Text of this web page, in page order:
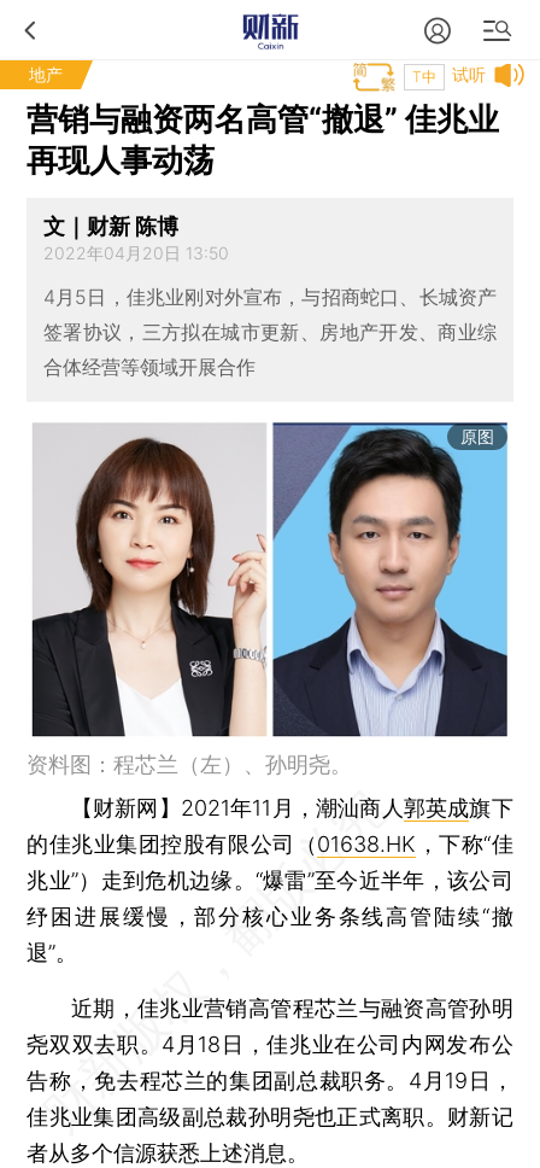
地产 试听
T中
营销与融资两名高管“撤退” 佳兆业
再现人事动荡
文｜财新 陈博
2022年04月20日 13:50
4月5日，佳兆业刚对外宣布，与招商蛇口、长城资产
签署协议，三方拟在城市更新、房地产开发、商业综
合体经营等领域开展合作
原图
资料图：程芯兰（左）、孙明尧。
【财新网】 2021年11月，潮汕商人郭英成旗下
的佳兆业集团控股有限公司（01638.HK ，下称“佳
兆业”）走到危机边缘。“爆雷”至今近半年，该公司
纾困进展缓慢，部分核心业务条线高管陆续“撤
退”。
近期，佳兆业营销高管程芯兰与融资高管孙明
尧双双去职。4月18日，佳兆业在公司内网发布公
告称，免去程芯兰的集团副总裁职务。4月19日，
佳兆业集团高级副总裁孙明尧也正式离职。财新记
者从多个信源获悉上述消息。